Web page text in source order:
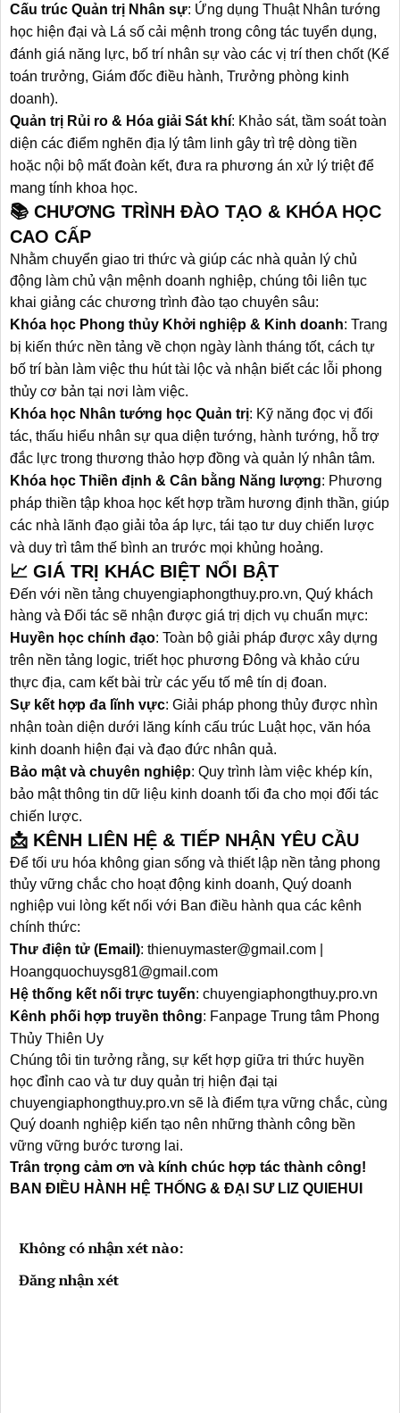
Cấu trúc Quản trị Nhân sự: Ứng dụng Thuật Nhân tướng
học hiện đại và Lá số cải mệnh trong công tác tuyển dụng,
đánh giá năng lực, bố trí nhân sự vào các vị trí then chốt (Kế
toán trưởng, Giám đốc điều hành, Trưởng phòng kinh
doanh).
Quản trị Rủi ro & Hóa giải Sát khí: Khảo sát, tầm soát toàn
diện các điểm nghẽn địa lý tâm linh gây trì trệ dòng tiền
hoặc nội bộ mất đoàn kết, đưa ra phương án xử lý triệt để
mang tính khoa học.
📚 CHƯƠNG TRÌNH ĐÀO TẠO & KHÓA HỌC
CAO CẤP
Nhằm chuyển giao tri thức và giúp các nhà quản lý chủ
động làm chủ vận mệnh doanh nghiệp, chúng tôi liên tục
khai giảng các chương trình đào tạo chuyên sâu:
Khóa học Phong thủy Khởi nghiệp & Kinh doanh: Trang
bị kiến thức nền tảng về chọn ngày lành tháng tốt, cách tự
bố trí bàn làm việc thu hút tài lộc và nhận biết các lỗi phong
thủy cơ bản tại nơi làm việc.
Khóa học Nhân tướng học Quản trị: Kỹ năng đọc vị đối
tác, thấu hiểu nhân sự qua diện tướng, hành tướng, hỗ trợ
đắc lực trong thương thảo hợp đồng và quản lý nhân tâm.
Khóa học Thiền định & Cân bằng Năng lượng: Phương
pháp thiền tập khoa học kết hợp trầm hương định thần, giúp
các nhà lãnh đạo giải tỏa áp lực, tái tạo tư duy chiến lược
và duy trì tâm thế bình an trước mọi khủng hoảng.
📈 GIÁ TRỊ KHÁC BIỆT NỔI BẬT
Đến với nền tảng chuyengiaphongthuy.pro.vn, Quý khách
hàng và Đối tác sẽ nhận được giá trị dịch vụ chuẩn mực:
Huyền học chính đạo: Toàn bộ giải pháp được xây dựng
trên nền tảng logic, triết học phương Đông và khảo cứu
thực địa, cam kết bài trừ các yếu tố mê tín dị đoan.
Sự kết hợp đa lĩnh vực: Giải pháp phong thủy được nhìn
nhận toàn diện dưới lăng kính cấu trúc Luật học, văn hóa
kinh doanh hiện đại và đạo đức nhân quả.
Bảo mật và chuyên nghiệp: Quy trình làm việc khép kín,
bảo mật thông tin dữ liệu kinh doanh tối đa cho mọi đối tác
chiến lược.
📩 KÊNH LIÊN HỆ & TIẾP NHẬN YÊU CẦU
Để tối ưu hóa không gian sống và thiết lập nền tảng phong
thủy vững chắc cho hoạt động kinh doanh, Quý doanh
nghiệp vui lòng kết nối với Ban điều hành qua các kênh
chính thức:
Thư điện tử (Email): thienuymaster@gmail.com |
Hoangquochuysg81@gmail.com
Hệ thống kết nối trực tuyến: chuyengiaphongthuy.pro.vn
Kênh phối hợp truyền thông: Fanpage Trung tâm Phong
Thủy Thiên Uy
Chúng tôi tin tưởng rằng, sự kết hợp giữa tri thức huyền
học đỉnh cao và tư duy quản trị hiện đại tại
chuyengiaphongthuy.pro.vn sẽ là điểm tựa vững chắc, cùng
Quý doanh nghiệp kiến tạo nên những thành công bền
vững vững bước tương lai.
Trân trọng cảm ơn và kính chúc hợp tác thành công!
BAN ĐIỀU HÀNH HỆ THỐNG & ĐẠI SƯ LIZ QUIEHUI
Không có nhận xét nào:
Đăng nhận xét